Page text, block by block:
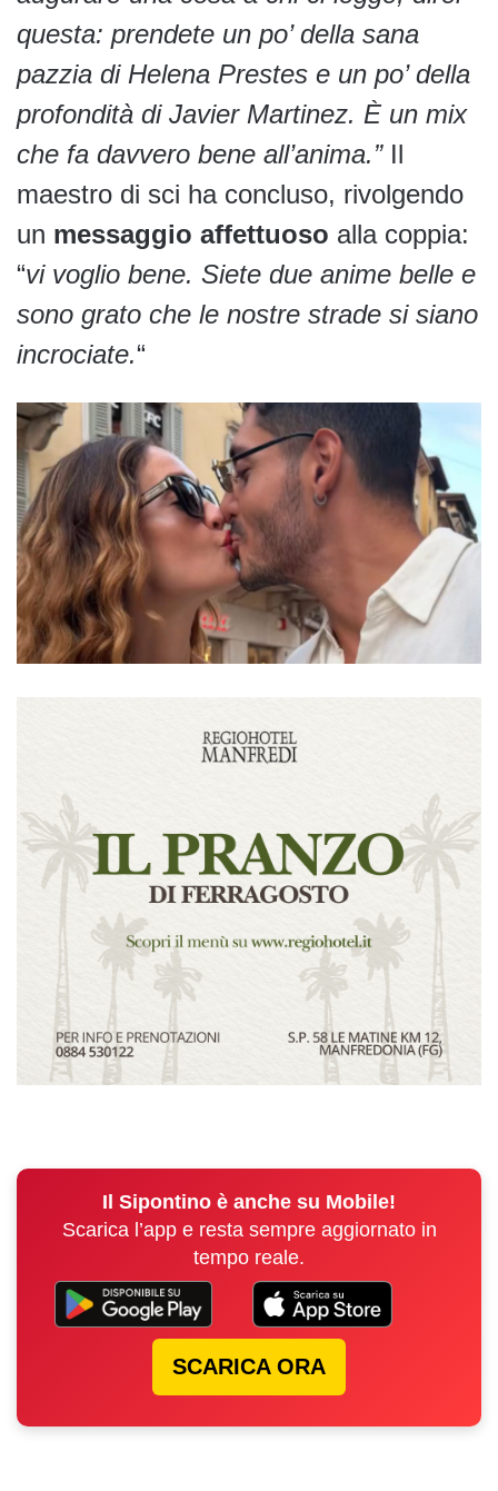
questa: prendete un po’ della sana
pazzia di Helena Prestes e un po’ della
profondità di Javier Martinez. È un mix
che fa davvero bene all’anima.”Il
maestro di sci ha concluso, rivolgendo
un messaggio affettuoso alla coppia:
“vi voglio bene. Siete due anime belle e
sono grato che le nostre strade si siano
incrociate.“
Il Sipontino è anche su Mobile!
Scarica l’app e resta sempre aggiornato in
tempo reale.
SCARICA ORA